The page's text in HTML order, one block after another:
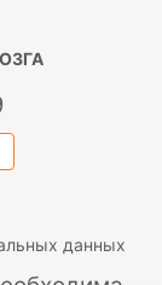
данных